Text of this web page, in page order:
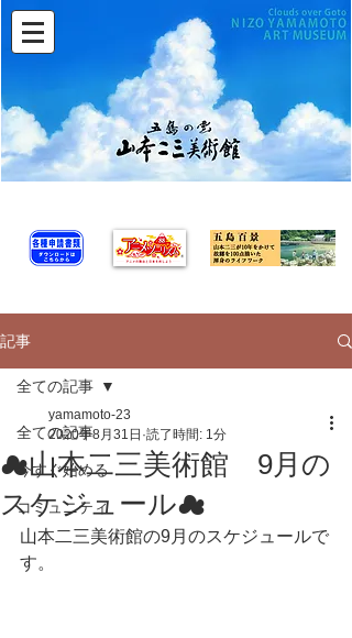
記事
全ての記事
今すぐ始める
コミュニティ
全ての記事
☁山本二三美術館 9月の
スケジュール☁
yamamoto-23
2020年8月31日 読了時間: 1分
山本二三美術館の9月のスケジュールで
す。